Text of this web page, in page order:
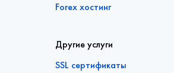
Forex хостинг
Другие услуги
SSL сертификаты